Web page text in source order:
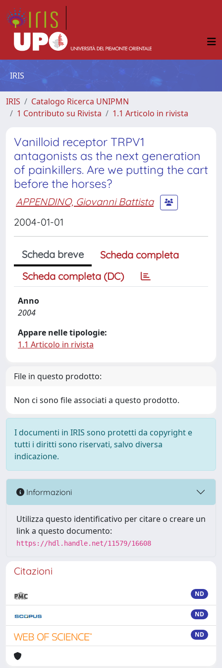
IRIS
IRIS
Catalogo Ricerca UNIPMN
1 Contributo su Rivista
1.1 Articolo in rivista
Vanilloid receptor TRPV1
antagonists as the next generation
of painkillers. Are we putting the cart
before the horses?
APPENDINO, Giovanni Battista
2004-01-01
Scheda breve
Scheda completa
Scheda completa (DC)
Anno
2004
Appare nelle tipologie:
1.1 Articolo in rivista
File in questo prodotto:
Non ci sono file associati a questo prodotto.
I documenti in IRIS sono protetti da copyright e
tutti i diritti sono riservati, salvo diversa
indicazione.
Informazioni
Utilizza questo identificativo per citare o creare un
link a questo documento:
https://hdl.handle.net/11579/16608
Citazioni
ND
ND
ND